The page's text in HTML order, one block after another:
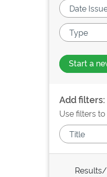
Start a
Add filters:
Use filters